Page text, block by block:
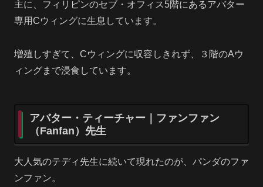
主に、フィリピンのセブ・オフィス5階にあるアバター
専用Cウィングに生息しています。
増殖しすぎて、Cウィングに収容しきれず、３階のAウ
ィングまで浸食しています。
アバター・ティーチャー｜ファンファン
（Fanfan）先生
大人気のテディ先生に続いて現れたのが、パンダのファ
ンファン。